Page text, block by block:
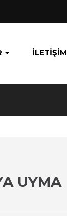
İLETIŞIM
UYMA